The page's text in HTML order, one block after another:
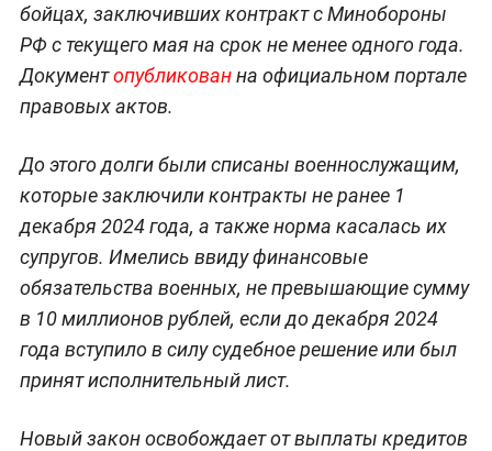
бойцах, заключивших контракт с Минобороны
РФ с текущего мая на срок не менее одного года.
Документопубликованна официальном портале
правовых актов.
До этого долги были списаны военнослужащим,
которые заключили контракты не ранее 1
декабря 2024 года, а также норма касалась их
супругов. Имелись ввиду финансовые
обязательства военных, не превышающие сумму
в 10 миллионов рублей, если до декабря 2024
года вступило в силу судебное решение или был
принят исполнительный лист.
Новый закон освобождает от выплаты кредитов